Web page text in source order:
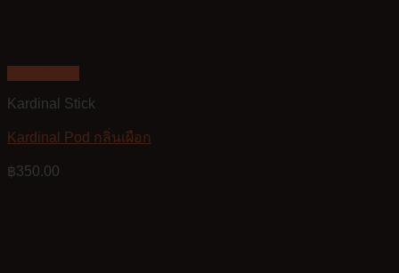
Kardinal Stick
Kardinal Pod กลิ่นเผือก
฿350.00